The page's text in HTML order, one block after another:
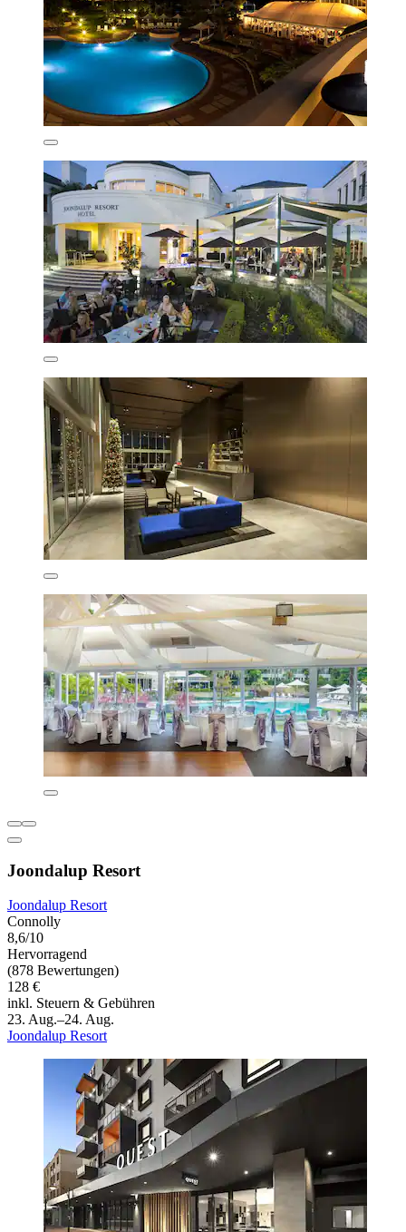
Joondalup Resort
Joondalup Resort
Connolly
8,6/10
Hervorragend
(878 Bewertungen)
128 €
inkl. Steuern & Gebühren
23. Aug.–24. Aug.
Joondalup Resort